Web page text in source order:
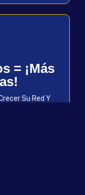
= ¡Más
Su Red Y